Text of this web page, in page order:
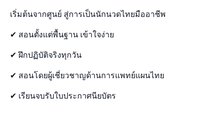
เริ่มต้นจากศูนย์ สู่การเป็นนักนวดไทยมืออาชีพ
✔ สอนตั้งแต่พื้นฐาน เข้าใจง่าย
✔ ฝึกปฏิบัติจริงทุกวัน
✔ สอนโดยผู้เชี่ยวชาญด้านการแพทย์แผนไทย
✔ เรียนจบรับใบประกาศนียบัตร